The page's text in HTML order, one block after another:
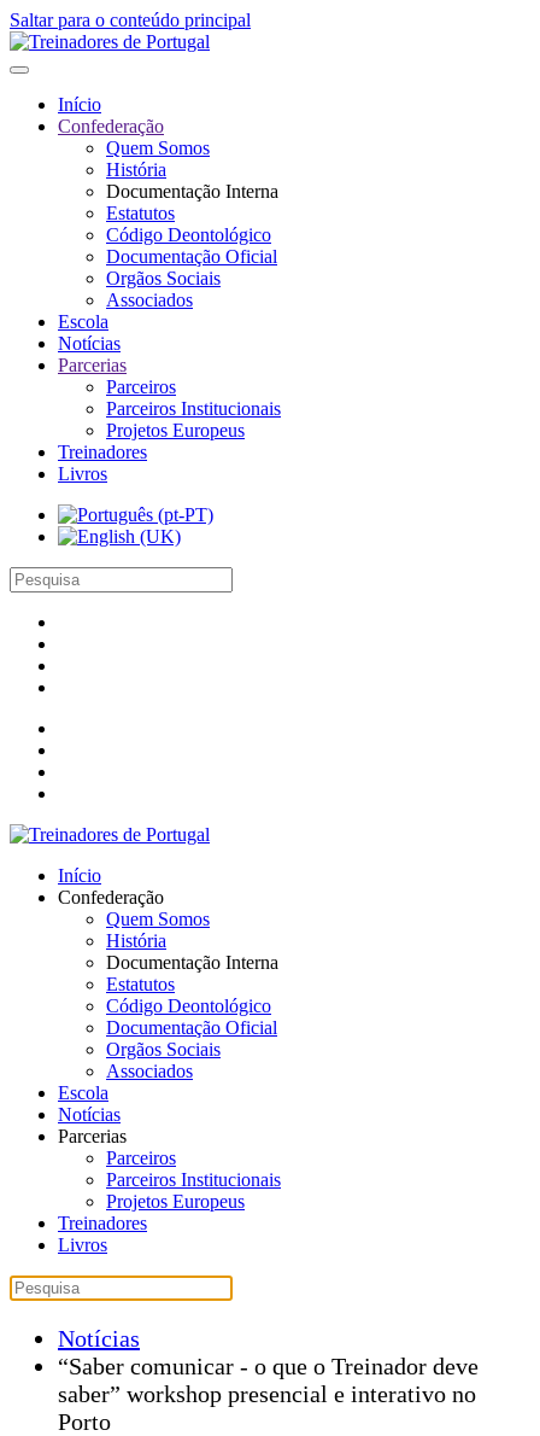
Saltar para o conteúdo principal
Início
Confederação
Quem Somos
História
Documentação Interna
Estatutos
Código Deontológico
Documentação Oficial
Orgãos Sociais
Associados
Escola
Notícias
Parcerias
Parceiros
Parceiros Institucionais
Projetos Europeus
Treinadores
Livros
Início
Confederação
Quem Somos
História
Documentação Interna
Estatutos
Código Deontológico
Documentação Oficial
Orgãos Sociais
Associados
Escola
Notícias
Parcerias
Parceiros
Parceiros Institucionais
Projetos Europeus
Treinadores
Livros
Notícias
“Saber comunicar - o que o Treinador deve
saber” workshop presencial e interativo no
Porto